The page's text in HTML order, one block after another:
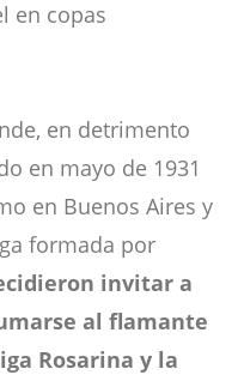
en copas
en detrimento
en mayo de 1931
en Buenos Aires y
formada por
invitar a
al flamante
Rosarina y la